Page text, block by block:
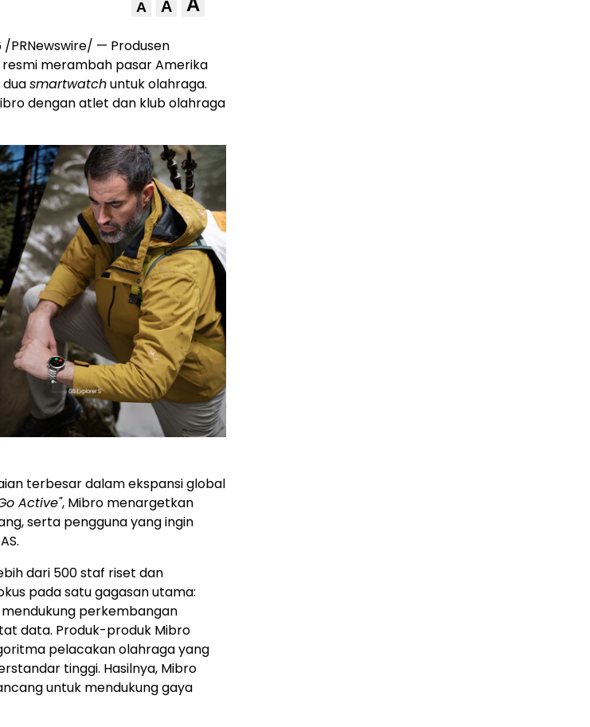
A A A
/PRNewswire/ — Produsen
resmi merambah pasar Amerika
smartwatchuntuk olahraga.
dengan atlet dan klub olahraga
terbesar dalam ekspansi global
Active", Mibro menargetkan
serta pengguna yang ingin
dari 500 staf riset dan
pada satu gagasan utama:
perkembangan
data. Produk-produk Mibro
pelacakan olahraga yang
tinggi. Hasilnya, Mibro
untuk mendukung gaya